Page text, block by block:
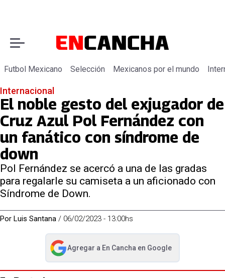
Futbol Mexicano Selección Mexicanos por el mundo
Internacional
El noble gesto del exjugador de
Cruz Azul Pol Fernández con
un fanático con síndrome de
down
Pol Fernández se acercó a una de las gradas
para regalarle su camiseta a un aficionado con
Síndrome de Down.
Por Luis Santana / 06/02/2023 - 13:00hs
Agregar a En Cancha en Google
abre en nueva pestaña